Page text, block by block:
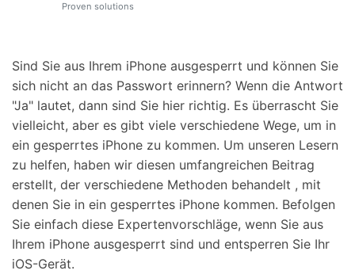
Proven solutions
Sind Sie aus Ihrem iPhone ausgesperrt und können Sie
sich nicht an das Passwort erinnern? Wenn die Antwort
"Ja" lautet, dann sind Sie hier richtig. Es überrascht Sie
vielleicht, aber es gibt viele verschiedene Wege, um in
ein gesperrtes iPhone zu kommen. Um unseren Lesern
zu helfen, haben wir diesen umfangreichen Beitrag
erstellt, der verschiedene Methoden behandelt , mit
denen Sie in ein gesperrtes iPhone kommen. Befolgen
Sie einfach diese Expertenvorschläge, wenn Sie aus
Ihrem iPhone ausgesperrt sind und entsperren Sie Ihr
iOS-Gerät.